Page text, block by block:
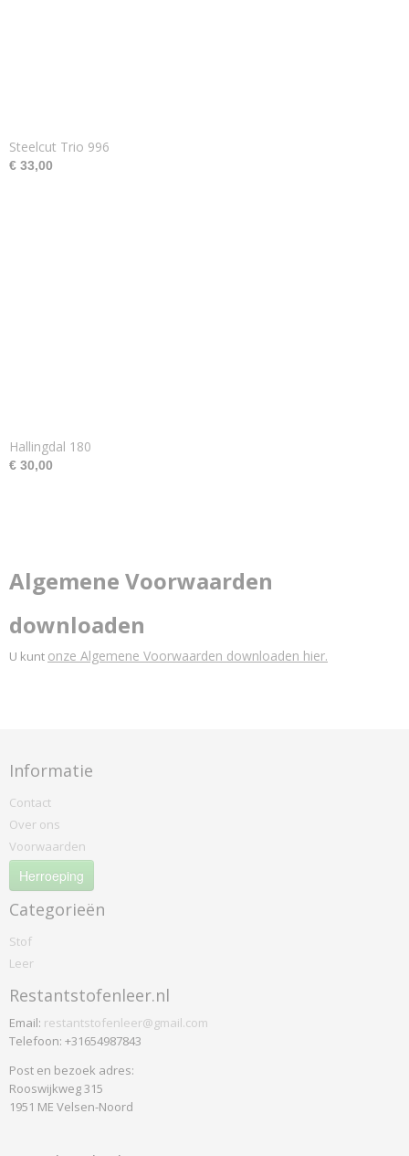
Steelcut Trio 996
€ 33,00
Hallingdal 180
€ 30,00
Algemene Voorwaarden
downloaden
U kunt onze Algemene Voorwaarden downloaden hier.
Informatie
Contact
Over ons
Voorwaarden
Herroeping
Categorieën
Stof
Leer
Restantstofenleer.nl
Email: restantstofenleer@gmail.com
Telefoon: +31654987843
Post en bezoek adres:
Rooswijkweg 315
1951 ME Velsen-Noord